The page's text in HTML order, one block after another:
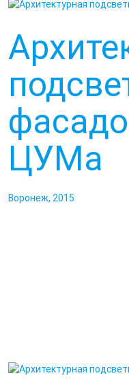
ЦУМа
Воронеж, 2015